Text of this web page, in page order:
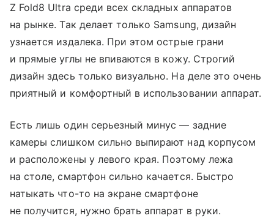
Z Fold8 Ultra среди всех складных аппаратов
на рынке. Так делает только Samsung, дизайн
узнается издалека. При этом острые грани
и прямые углы не впиваются в кожу. Строгий
дизайн здесь только визуально. На деле это очень
приятный и комфортный в использовании аппарат.
Есть лишь один серьезный минус — задние
камеры слишком сильно выпирают над корпусом
и расположены у левого края. Поэтому лежа
на столе, смартфон сильно качается. Быстро
натыкать что-то на экране смартфоне
не получится, нужно брать аппарат в руки.